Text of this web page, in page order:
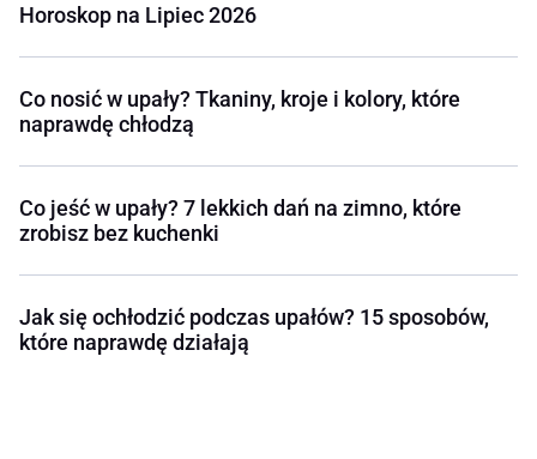
Horoskop na Lipiec 2026
Co nosić w upały? Tkaniny, kroje i kolory, które
naprawdę chłodzą
Co jeść w upały? 7 lekkich dań na zimno, które
zrobisz bez kuchenki
Jak się ochłodzić podczas upałów? 15 sposobów,
które naprawdę działają